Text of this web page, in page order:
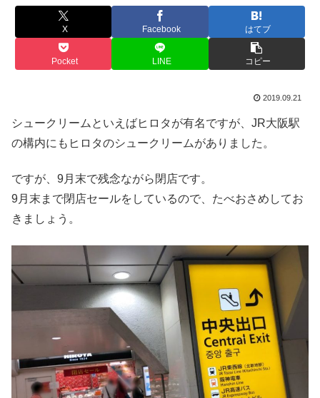
X Facebook はてブ
Pocket LINE コピー
2019.09.21
シュークリームといえばヒロタが有名ですが、JR大阪駅
の構内にもヒロタのシュークリームがありました。
ですが、9月末で残念ながら閉店です。
9月末まで閉店セールをしているので、たべおさめしてお
きましょう。